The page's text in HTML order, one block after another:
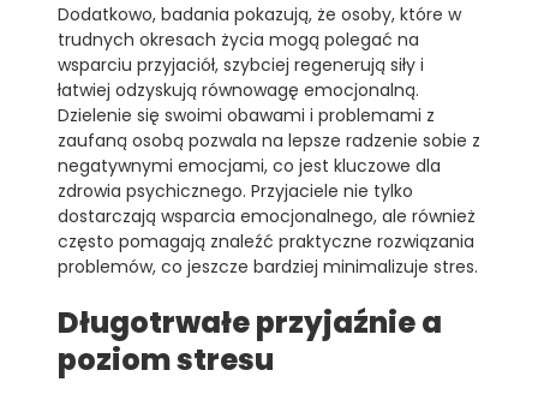
Dodatkowo, badania pokazują, że osoby, które w
trudnych okresach życia mogą polegać na
wsparciu przyjaciół, szybciej regenerują siły i
łatwiej odzyskują równowagę emocjonalną.
Dzielenie się swoimi obawami i problemami z
zaufaną osobą pozwala na lepsze radzenie sobie z
negatywnymi emocjami, co jest kluczowe dla
zdrowia psychicznego. Przyjaciele nie tylko
dostarczają wsparcia emocjonalnego, ale również
często pomagają znaleźć praktyczne rozwiązania
problemów, co jeszcze bardziej minimalizuje stres.
Długotrwałe przyjaźnie a
poziom stresu